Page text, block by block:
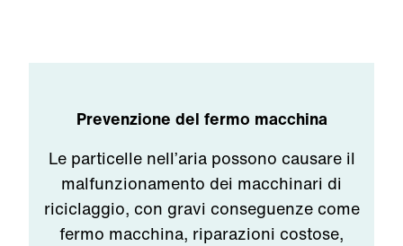
Prevenzione del fermo macchina
Le particelle nell’aria possono causare il
malfunzionamento dei macchinari di
riciclaggio, con gravi conseguenze come
fermo macchina, riparazioni costose,